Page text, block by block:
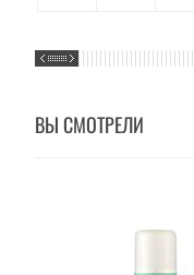
ВЫ СМОТРЕЛИ